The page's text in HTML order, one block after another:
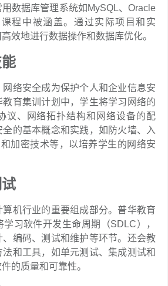
数据库管理系统如MySQL、Oracle
程中被涵盖。通过实际项目和实
效地进行数据操作和数据库优化。
网络安全成为保护个人和企业信息安
育集训计划中，学生将学习网络的
议、网络拓扑结构和网络设备的配
的基本概念和实践，如防火墙、入
加密技术等，以培养学生的网络安
机行业的重要组成部分。普华教育
习软件开发生命周期（SDLC），
编码、测试和维护等环节。还会教
和工具，如单元测试、集成测试和
的质量和可靠性。